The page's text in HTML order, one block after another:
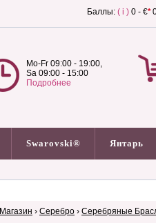
Баллы: ( i ) 0 - €*
Mo-Fr 09:00 - 19:00,
Sa 09:00 - 15:00
Подробнее
Swarovski® Янтарь
Магазин › Серебро › Серебряные